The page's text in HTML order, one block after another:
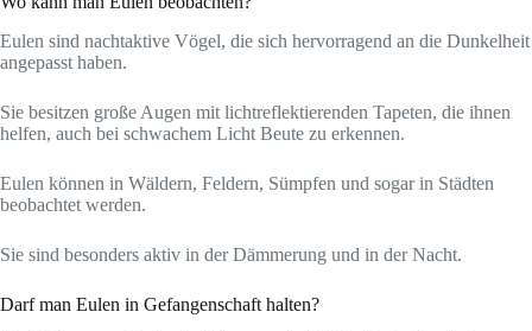
Eulen sind nachtaktive Vögel, die sich hervorragend an die Dunkelheit
angepasst haben.
Sie besitzen große Augen mit lichtreflektierenden Tapeten, die ihnen
helfen, auch bei schwachem Licht Beute zu erkennen.
Eulen können in Wäldern, Feldern, Sümpfen und sogar in Städten
beobachtet werden.
Sie sind besonders aktiv in der Dämmerung und in der Nacht.
Darf man Eulen in Gefangenschaft halten?